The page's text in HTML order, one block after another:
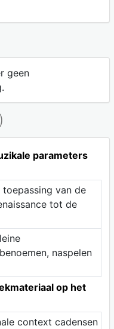
geen
parameters
van de
tot de
naspelen
op het
context cadensen